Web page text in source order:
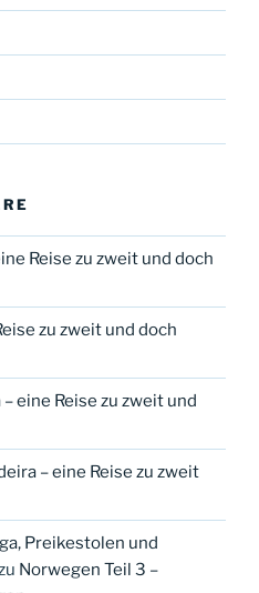
Reise zu zweit und doch
zu zweit und doch
eine Reise zu zweit und
– eine Reise zu zweit
Preikestolen und
Norwegen Teil 3 –